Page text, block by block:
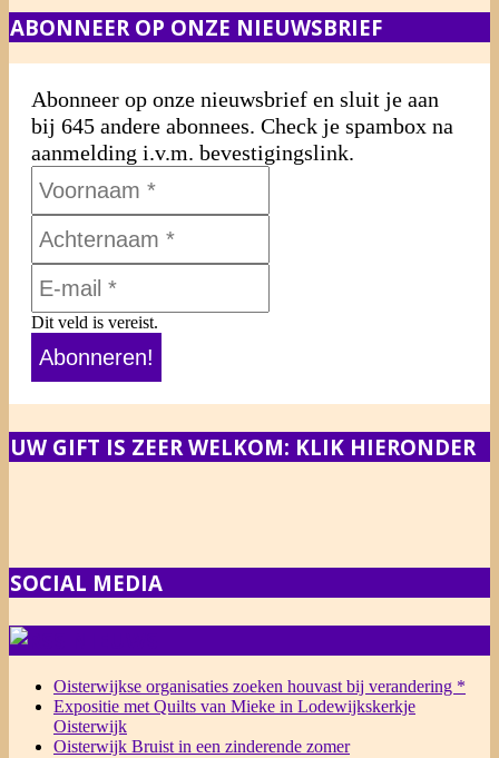
ABONNEER OP ONZE NIEUWSBRIEF
Abonneer op onze nieuwsbrief en sluit je aan
bij 645 andere abonnees. Check je spambox na
aanmelding i.v.m. bevestigingslink.
Dit veld is vereist.
UW GIFT IS ZEER WELKOM: KLIK HIERONDER
SOCIAL MEDIA
Oisterwijkse organisaties zoeken houvast bij verandering *
Expositie met Quilts van Mieke in Lodewijkskerkje
Oisterwijk
Oisterwijk Bruist in een zinderende zomer